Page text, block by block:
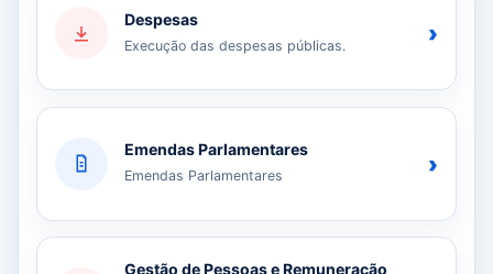
Despesas
Execução das despesas públicas. ›
Emendas Parlamentares
Emendas Parlamentares ›
Gestão de Pessoas e Remuneração